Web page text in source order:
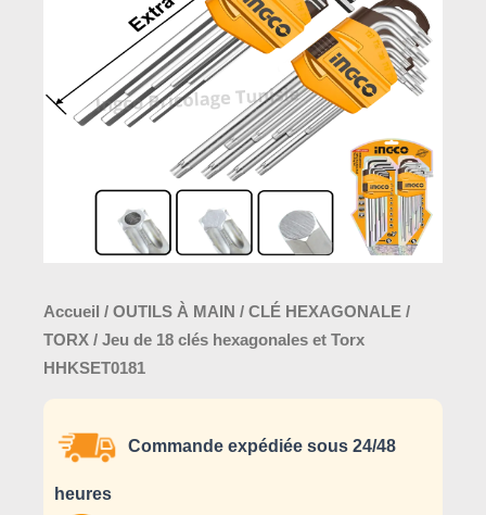
Accueil / OUTILS À MAIN / CLÉ HEXAGONALE /
TORX / Jeu de 18 clés hexagonales et Torx
HHKSET0181
Commande expédiée sous 24/48
heures
hexagonales
Torx
HHKSET0181